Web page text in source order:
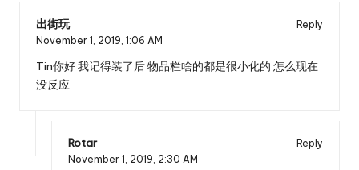
出街玩
Reply
November 1, 2019, 1:06 AM
Tin你好 我记得装了后 物品栏啥的都是很小化的 怎么现在
没反应
Rotar
Reply
November 1, 2019, 2:30 AM